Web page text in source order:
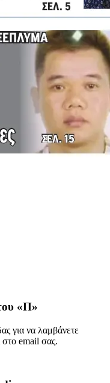
«Π»
για να λαμβάνετε
στο email σας.